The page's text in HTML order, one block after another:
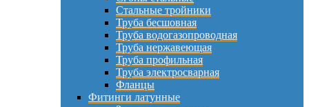
Стальные тройники
Труба бесшовная
Труба водогазопроводная
Труба нержавеющая
Труба профильная
Труба электросварная
Фланцы
Фитинги латунные